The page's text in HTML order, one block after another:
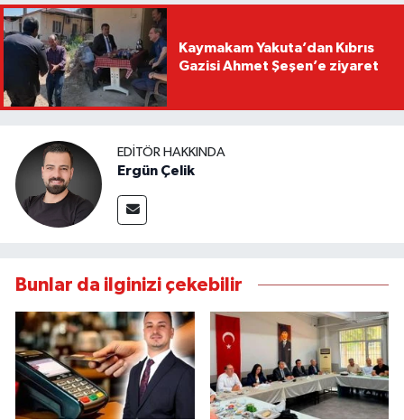
Kaymakam Yakuta’dan Kıbrıs
Gazisi Ahmet Şeşen’e ziyaret
EDITÖR HAKKINDA
Ergün Çelik
Bunlar da ilginizi çekebilir